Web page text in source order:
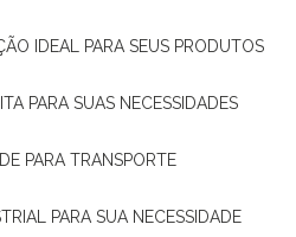
IDEAL PARA SEUS PRODUTOS
PARA SUAS NECESSIDADES
PARA TRANSPORTE
PARA SUA NECESSIDADE